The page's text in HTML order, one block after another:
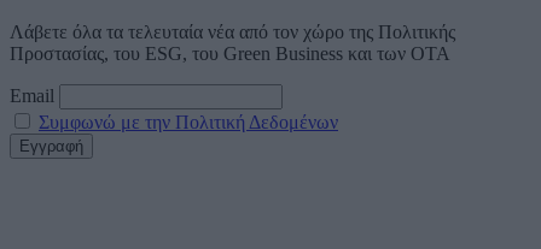
Λάβετε όλα τα τελευταία νέα από τον χώρο της Πολιτικής
Προστασίας, του ESG, του Green Business και των ΟΤΑ
Email
Συμφωνώ με την Πολιτική Δεδομένων